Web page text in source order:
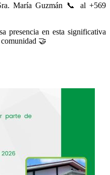
María Guzmán 📞
al +569
presencia en esta significativa
🤝